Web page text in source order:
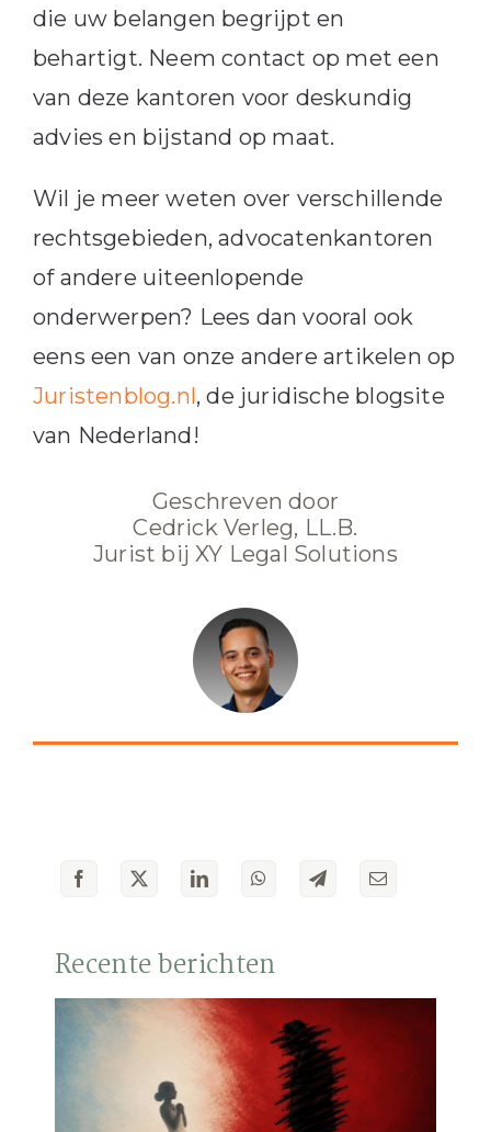
Recente berichten
die uw belangen begrijpt en
behartigt. Neem contact op met een
van deze kantoren voor deskundig
advies en bijstand op maat.
Wil je meer ​weten over verschillende
rechtsgebieden, advocatenkantoren
of andere uiteenlopende
onderwerpen? Lees dan vooral ook
eens een van onze andere artikelen op
Juristenblog.nl, de juridische blogsite
van Nederland!
Geschreven door
Cedrick Verleg, LL.B.
Jurist bij XY Legal Solutions